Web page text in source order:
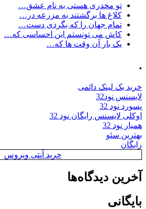
تو مخدری هستی به نام عشق…
کلاغ ها برگشتند به مزرعه در…
تمام جهان را که بگردی دست…
کاش می تونستم این احساسی که…
یک بار آن وقت ها که…
.
خرید بک لینک دائمی
لایسنس نود32
پسورد نود 32
اوکلی لایسنس رایگان نود 32
همیار نود 32
بهترین سئو
رایگان
خرید آنتی ویروس
آخرین دیدگاه‌ها
بایگانی